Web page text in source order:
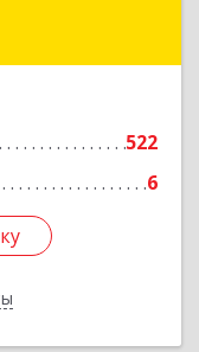
522
6
Город Донецк,